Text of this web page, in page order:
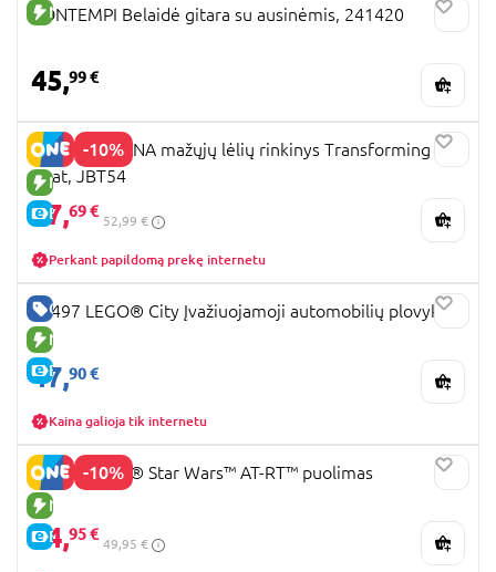
NAUJA PREKĖ
BONTEMPI Belaidė gitara su ausinėmis, 241420
45,99 €
-10%
NAUJA PREKĖ
E-KAINA
DISNEY MOANA mažųjų lėlių rinkinys Transforming
Boat, JBT54
47,69 €
52,99 €
Perkant papildomą prekę internetu
GERA KAINA
NAUJA PREKĖ
E-KAINA
60497 LEGO® City Įvažiuojamoji automobilių plovykla
47,90 €
Kaina galioja tik internetu
-10%
NAUJA PREKĖ
E-KAINA
75444 LEGO® Star Wars™ AT-RT™ puolimas
44,95 €
49,95 €